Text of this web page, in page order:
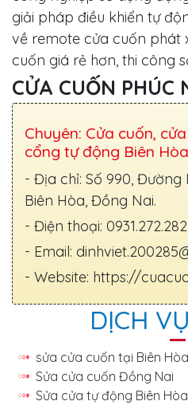
giải pháp điều khiển tự
về remote cửa cuốn phát
cuốn giá rẻ hơn, thi công
CỬA CUỐN PHÚC
Chuyên: Cửa cuốn,
cổng tự động Biên Hòa
- Địa chỉ: Số 990, Đường
Biên Hòa, Đồng Nai.
- Điện thoại: 0931.272.282
- Email:
- Website: https://
DỊCH
sửa cửa cuốn tại Biên Hòa
Sửa cửa cuốn Đồng Nai
Sửa cửa tự động Biên Hòa